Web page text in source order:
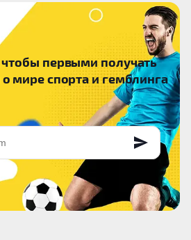
первыми получать
мире спорта и гемблинга